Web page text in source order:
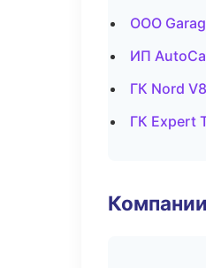
ООО
ИП
ГК Nord
ГК Expert